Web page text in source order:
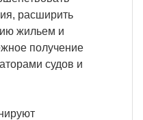
расширить
жильем и
получение
судов и